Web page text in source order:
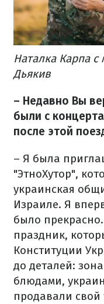
Наталка Карпа
Дьякив
– Недавно Вы
были с
после этой
– Я была
"ЭтноХутор",
украинская
Израиле. Я
было
праздник,
Конституции
до деталей:
блюдами,
продавали свой